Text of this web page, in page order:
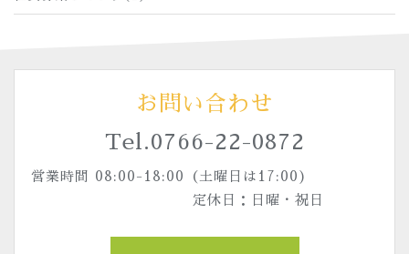
お問い合わせ
Tel.0766-22-0872
営業時間 08:00-18:00（土曜日は17:00)
定休日：日曜・祝日